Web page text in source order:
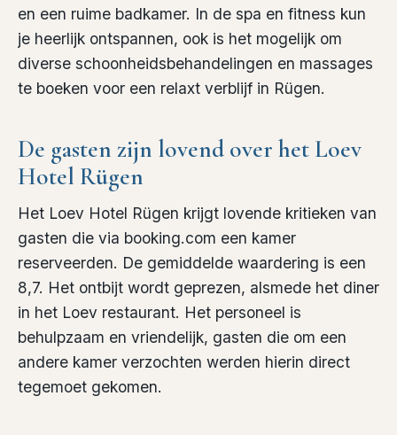
en een ruime badkamer. In de spa en fitness kun
je heerlijk ontspannen, ook is het mogelijk om
diverse schoonheidsbehandelingen en massages
te boeken voor een relaxt verblijf in Rügen.
De gasten zijn lovend over het Loev
Hotel Rügen
Het Loev Hotel Rügen krijgt lovende kritieken van
gasten die via booking.com een kamer
reserveerden. De gemiddelde waardering is een
8,7. Het ontbijt wordt geprezen, alsmede het diner
in het Loev restaurant. Het personeel is
behulpzaam en vriendelijk, gasten die om een
andere kamer verzochten werden hierin direct
tegemoet gekomen.